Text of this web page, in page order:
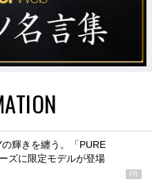
の輝きを纏う。「PURE
ズに限定モデルが登場
PR